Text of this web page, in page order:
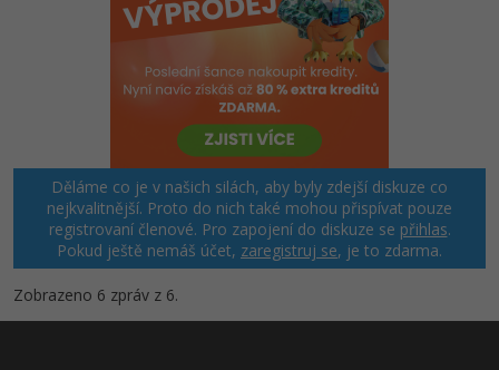
Děláme co je v našich silách, aby byly zdejší diskuze co
nejkvalitnější. Proto do nich také mohou přispívat pouze
registrovaní členové. Pro zapojení do diskuze se přihlas.
Pokud ještě nemáš účet, zaregistruj se, je to zdarma.
Zobrazeno 6 zpráv z 6.